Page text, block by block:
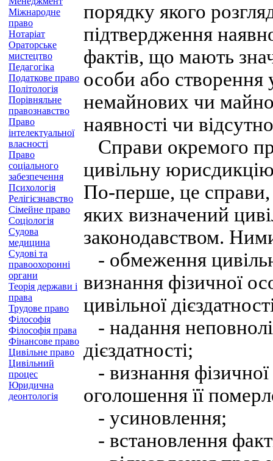
Міжнародне
право
Нотаріат
Ораторське
мистецтво
Педагогіка
Податкове право
Політологія
Порівняльне
правознавство
Право
інтелектуальної
власності
Право
соціального
забезпечення
Психологія
Релігієзнавство
Сімейне право
Соціологія
Судова
медицина
Судові та
правоохоронні
органи
Теорія держави і
права
Трудове право
Філософія
Філософія права
Фінансове право
Цивільне право
Цивільний
процес
Юридична
деонтологія
порядку якого
підтвердження
фактів, що мають
особи або
немайнових чи
наявності чи
Справи окремого
цивільну
По-перше, це справи,
яких визначений
законодавством.
- обмеження
визнання фізичної
цивільної
- надання
дієздатності;
- визнання
оголошення її
- усиновлення;
- встановлення